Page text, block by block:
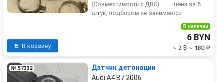
(Совместимость с ДВС): , . . . цена за 5
штук, подбором не занимаюсь
В корзину
В наличии
6 BYN
~ 2 $ ~ 180 ₽
№ 57332
Датчик детонации
Audi A4 B7 2006